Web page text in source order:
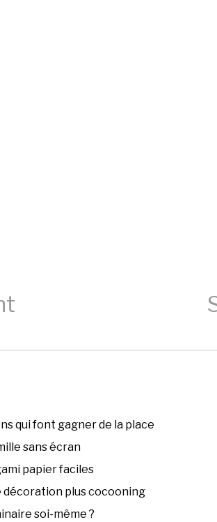
qui font gagner de la place
sans écran
papier faciles
décoration plus cocooning
soi-même ?